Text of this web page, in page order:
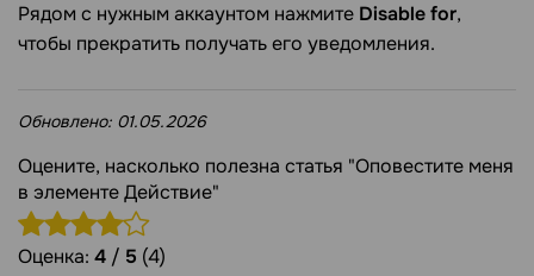
Рядом с нужным аккаунтом нажмите Disable for,
чтобы прекратить получать его уведомления.
Обновлено: 01.05.2026
Оцените, насколько полезна статья "Оповестите меня
в элементе Действие"
Оценка: 4 / 5 (4)